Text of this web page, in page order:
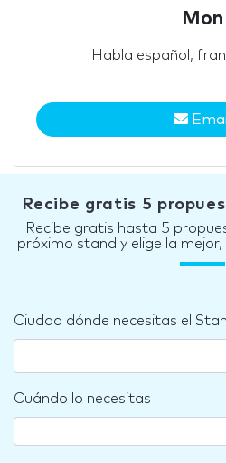
Mon
Habla español,
Email
Recibe gratis 5
Recibe gratis hasta 5
próximo stand y elige la
Ciudad dónde necesitas el
Cuándo lo necesitas